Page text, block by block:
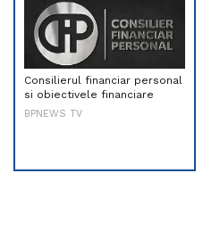
Consilierul financiar personal
si obiectivele financiare
BPNEWS TV